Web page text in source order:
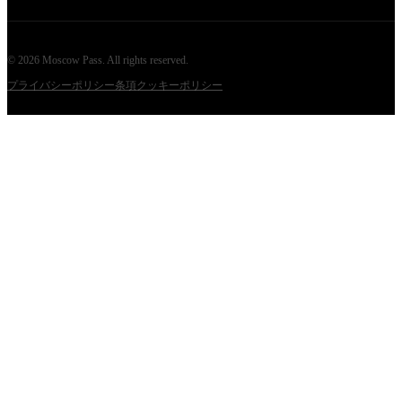
© 2026 Moscow Pass. All rights reserved.
プライバシーポリシー条項 クッキーポリシー